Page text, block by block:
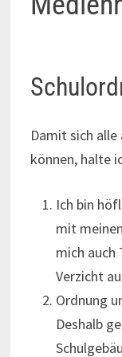
Damit sich alle
können, halte
Ich bin
mit
mich auch
Verzicht
Ordnung
Deshalb